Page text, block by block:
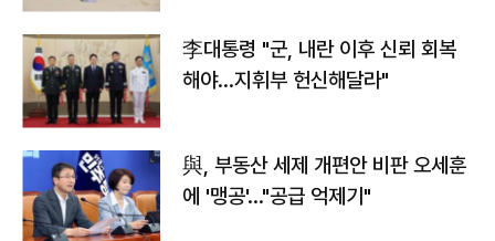
李대통령 "군, 내란 이후 신뢰 회복
해야…지휘부 헌신해달라"
與, 부동산 세제 개편안 비판 오세훈
에 '맹공'…"공급 억제기"